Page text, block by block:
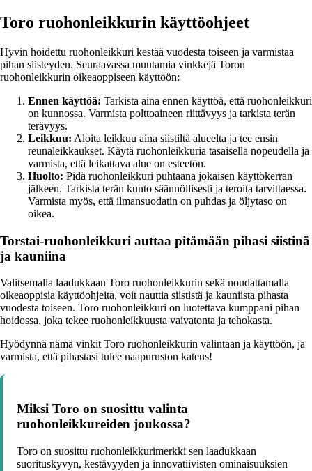
Toro ruohonleikkurin käyttöohjeet
Hyvin hoidettu ruohonleikkuri kestää vuodesta toiseen ja varmistaa
pihan siisteyden. Seuraavassa muutamia vinkkejä Toron
ruohonleikkurin oikeaoppiseen käyttöön:
Ennen käyttöä: Tarkista aina ennen käyttöä, että ruohonleikkuri
on kunnossa. Varmista polttoaineen riittävyys ja tarkista terän
terävyys.
Leikkuu: Aloita leikkuu aina siistiltä alueelta ja tee ensin
reunaleikkaukset. Käytä ruohonleikkuria tasaisella nopeudella ja
varmista, että leikattava alue on esteetön.
Huolto: Pidä ruohonleikkuri puhtaana jokaisen käyttökerran
jälkeen. Tarkista terän kunto säännöllisesti ja teroita tarvittaessa.
Varmista myös, että ilmansuodatin on puhdas ja öljytaso on
oikea.
Torstai-ruohonleikkuri auttaa pitämään pihasi siistinä
ja kauniina
Valitsemalla laadukkaan Toro ruohonleikkurin sekä noudattamalla
oikeaoppisia käyttöohjeita, voit nauttia siististä ja kauniista pihasta
vuodesta toiseen. Toro ruohonleikkuri on luotettava kumppani pihan
hoidossa, joka tekee ruohonleikkuusta vaivatonta ja tehokasta.
Hyödynnä nämä vinkit Toro ruohonleikkurin valintaan ja käyttöön, ja
varmista, että pihastasi tulee naapuruston kateus!
Miksi Toro on suosittu valinta
ruohonleikkureiden joukossa?
Toro on suosittu ruohonleikkurimerkki sen laadukkaan
suorituskyvyn, kestävyyden ja innovatiivisten ominaisuuksien